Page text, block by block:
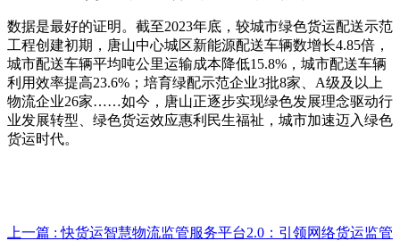
数据是最好的证明。截至2023年底，较城市绿色货运配送示范
工程创建初期，唐山中心城区新能源配送车辆数增长4.85倍，
城市配送车辆平均吨公里运输成本降低15.8%，城市配送车辆
利用效率提高23.6%；培育绿配示范企业3批8家、A级及以上
物流企业26家……如今，唐山正逐步实现绿色发展理念驱动行
业发展转型、绿色货运效应惠利民生福祉，城市加速迈入绿色
货运时代。
上一篇 : 快货运智慧物流监管服务平台2.0：引领网络货运监管